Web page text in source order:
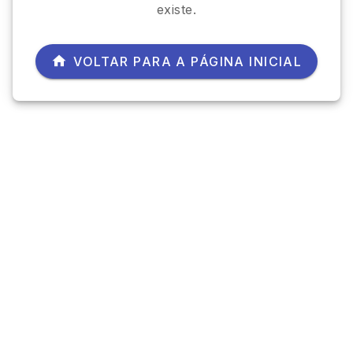
existe.
VOLTAR PARA A PÁGINA INICIAL